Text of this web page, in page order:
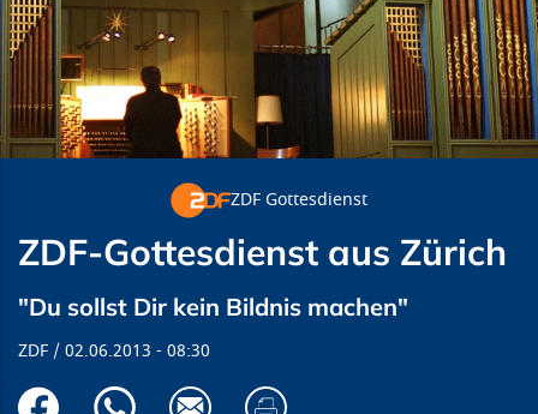
ZDF Gottesdienst
ZDF-Gottesdienst aus Zürich
"Du sollst Dir kein Bildnis machen"
ZDF 02.06.2013 08:30